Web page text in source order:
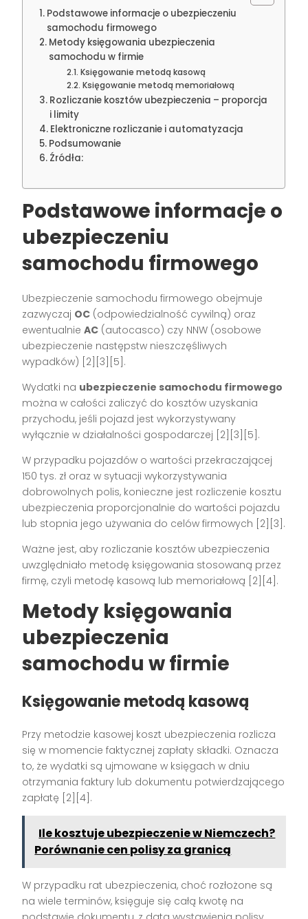
Podstawowe informacje o ubezpieczeniu
samochodu firmowego
Metody księgowania ubezpieczenia
samochodu w firmie
Księgowanie metodą kasową
Księgowanie metodą memoriałową
Rozliczanie kosztów ubezpieczenia – proporcja
i limity
Elektroniczne rozliczanie i automatyzacja
Podsumowanie
Źródła:
Podstawowe informacje o
ubezpieczeniu
samochodu firmowego
Ubezpieczenie samochodu firmowego obejmuje
zazwyczaj OC (odpowiedzialność cywilną) oraz
ewentualnieAC (autocasco) czy NNW (osobowe
ubezpieczenie następstw nieszczęśliwych
wypadków) [2][3][5].
Wydatki na ubezpieczenie samochodu firmowego
można w całości zaliczyć do kosztów uzyskania
przychodu, jeśli pojazd jest wykorzystywany
wyłącznie w działalności gospodarczej [2][3][5].
W przypadku pojazdów o wartości przekraczającej
150 tys. zł oraz w sytuacji wykorzystywania
dobrowolnych polis, konieczne jest rozliczenie kosztu
ubezpieczenia proporcjonalnie do wartości pojazdu
lub stopnia jego używania do celów firmowych [2][3].
Ważne jest, aby rozliczanie kosztów ubezpieczenia
uwzględniało metodę księgowania stosowaną przez
firmę, czyli metodę kasową lub memoriałową [2][4].
Metody księgowania
ubezpieczenia
samochodu w firmie
Księgowanie metodą kasową
Przy metodzie kasowej koszt ubezpieczenia rozlicza
się w momencie faktycznej zapłaty składki. Oznacza
to, że wydatki są ujmowane w księgach w dniu
otrzymania faktury lub dokumentu potwierdzającego
zapłatę [2][4].
Ile kosztuje ubezpieczenie w Niemczech?
Porównanie cen polisy za granicą
W przypadku rat ubezpieczenia, choć rozłożone są
na wiele terminów, księguje się całą kwotę na